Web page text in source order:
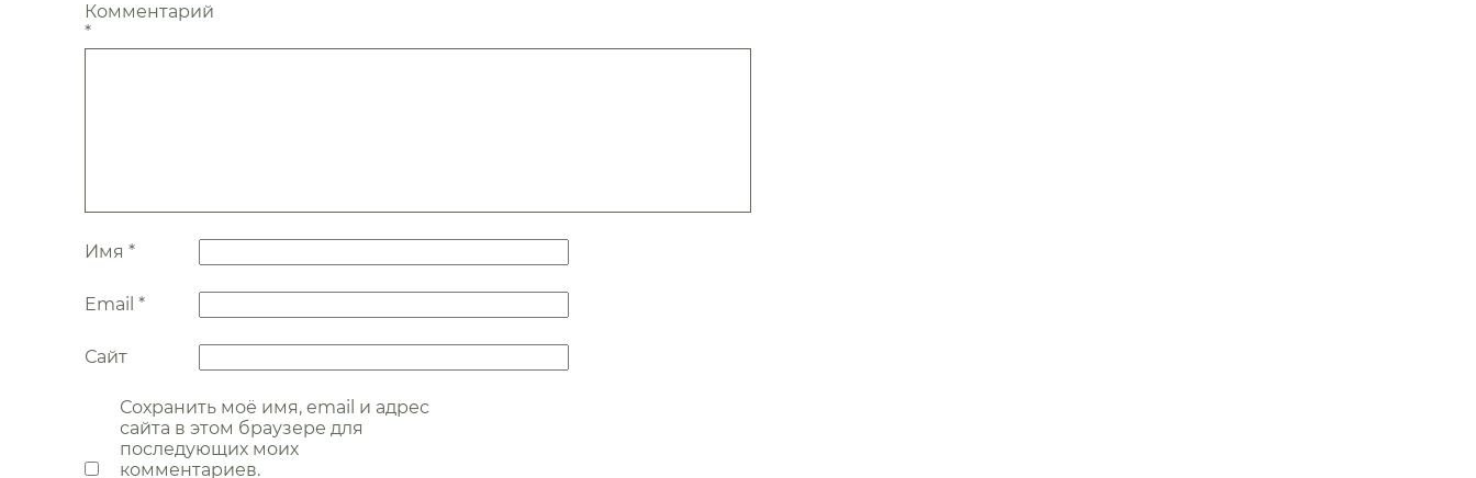
Комментарий
*
Имя *
Email *
Сайт
Сохранить моё имя, email и адрес
сайта в этом браузере для
последующих моих
комментариев.